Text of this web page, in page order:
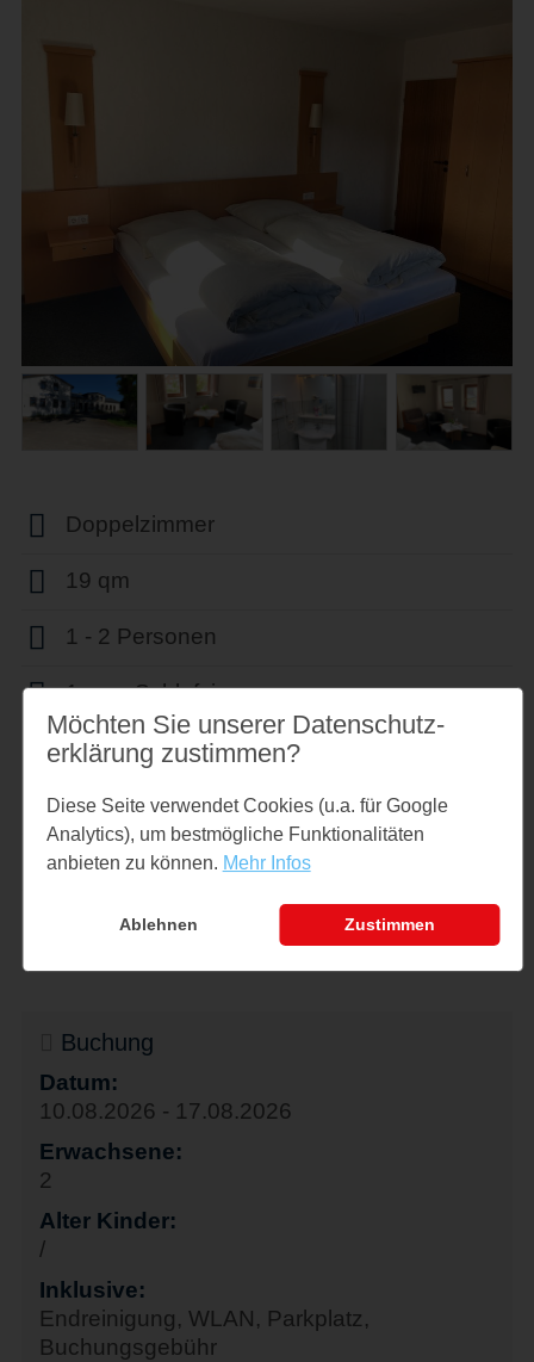
Doppelzimmer
19 qm
1 - 2 Personen
1 sep. Schlafzimmer
1 sep. Badezimmer
WLAN vorhanden
TV vorhanden
Parkplatz
Buchung
Datum:
10.08.2026 - 17.08.2026
Erwachsene:
2
Alter Kinder:
/
Inklusive:
Endreinigung, WLAN, Parkplatz,
Buchungsgebühr
Möchten Sie unserer Datenschutz­
erklärung zustimmen?
Diese Seite verwendet Cookies (u.a. für Google
Analytics), um bestmögliche Funktionalitäten
anbieten zu können. Mehr Infos
Ablehnen Zustimmen